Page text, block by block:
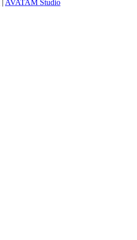
| AVATAM Studio